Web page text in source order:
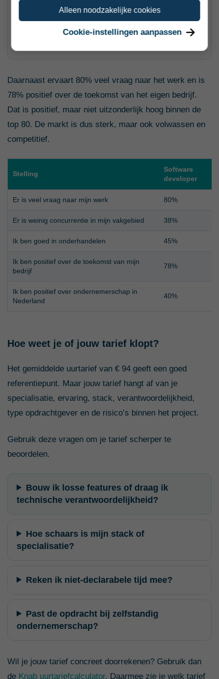
Zorgen over wet- en regelgeving
72%
Daarnaast ervaart 80% veel vraag naar het werk en is
78% positief over de toekomst van het eigen bedrijf.
Dat is positief, maar niet uitzonderlijk hoog binnen de
top 80. De markt is dus sterk, maar ook volwassen en
competitief.
Stelling
Software
developer
Er is veel vraag naar mijn werk 80%
Er is weinig concurrentie in mijn vakgebied 38%
Ik ben goed in onderhandelen 45%
Ik ben positief over de toekomst van mijn
bedrijf
78%
Ik ben positief over ondernemerschap in
Nederland
40%
Hoe weet je of jouw tarief klopt?
Het gemiddelde uurtarief van € 94 geeft een goed
referentiepunt. Maar jouw tarief hangt af van je
specialisatie, ervaring, stack, verantwoordelijkheid,
type opdrachtgever en de risico’s binnen het project.
Gebruik deze vragen om je tarief scherper te
beoordelen.
Bouw ik losse features of draag ik
technische verantwoordelijkheid?
Hoe schaars is mijn stack of
specialisatie?
Reken ik niet-declarabele tijd mee?
Past de opdracht bij zelfstandig
ondernemerschap?
Wil je jouw tarief concreet doorrekenen? Gebruik dan
de Knab uurtariefcalculator. Daarmee zie je welk tarief
Alleen noodzakelijke cookies
Cookie-instellingen aanpassen